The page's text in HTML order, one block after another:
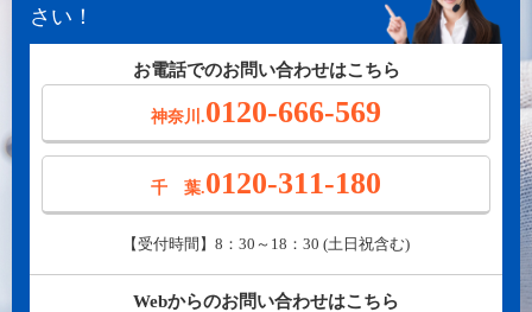
さい！
お電話でのお問い合わせはこちら
神奈川.0120-666-569
千 葉.0120-311-180
【受付時間】8：30～18：30 (土日祝含む)
Webからのお問い合わせはこちら